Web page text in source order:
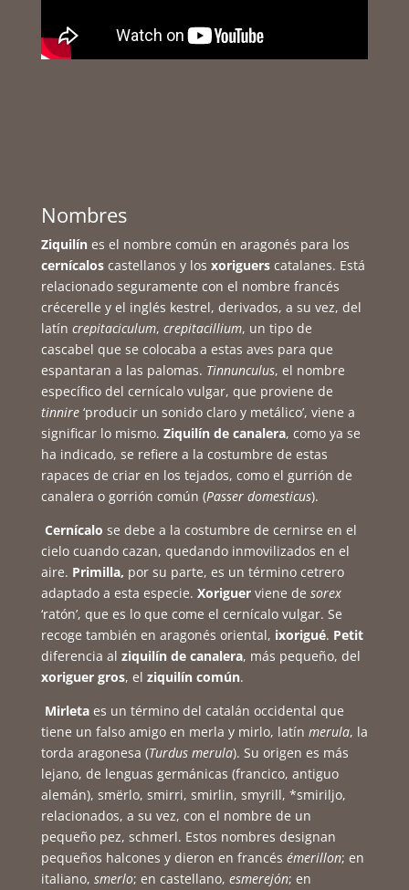
Nombres
Ziquilínes el nombre común en aragonés para los
cernícaloscastellanos y los xoriguerscatalanes. Está
relacionado seguramente con el nombre francés
crécerelle y el inglés kestrel, derivados, a su vez, del
latín crepitaciculum, crepitacillium, un tipo de
cascabel que se colocaba a estas aves para que
espantaran a las palomas. Tinnunculus, el nombre
específico del cernícalo vulgar, que proviene de
tinnire‘producir un sonido claro y metálico’, viene a
significar lo mismo. Ziquilín de canalera, como ya se
ha indicado, se refiere a la costumbre de estas
rapaces de criar en los tejados, como el gurrión de
canalera o gorrión común (Passer domesticus).
Cernícalo se debe a la costumbre de cernirse en el
cielo cuando cazan, quedando inmovilizados en el
aire. Primilla, por su parte, es un término cetrero
adaptado a esta especie. Xoriguerviene de sorex
‘ratón’, que es lo que come el cernícalo vulgar. Se
recoge también en aragonés oriental, ixorigué. Petit
diferencia al ziquilín de canalera, más pequeño, del
xoriguer gros, el ziquilín común.
Mirletaes un término del catalán occidental que
tiene un falso amigo en merla y mirlo, latín merula, la
torda aragonesa (Turdus merula). Su origen es más
lejano, de lenguas germánicas (francico, antiguo
alemán), smërlo, smirri, smirlin, smyrill, *smiriljo,
relacionados, a su vez, con el nombre de un
pequeño pez, schmerl. Estos nombres designan
pequeños halcones y dieron en francés émerillon; en
italiano, smerlo; en castellano, esmerejón; en